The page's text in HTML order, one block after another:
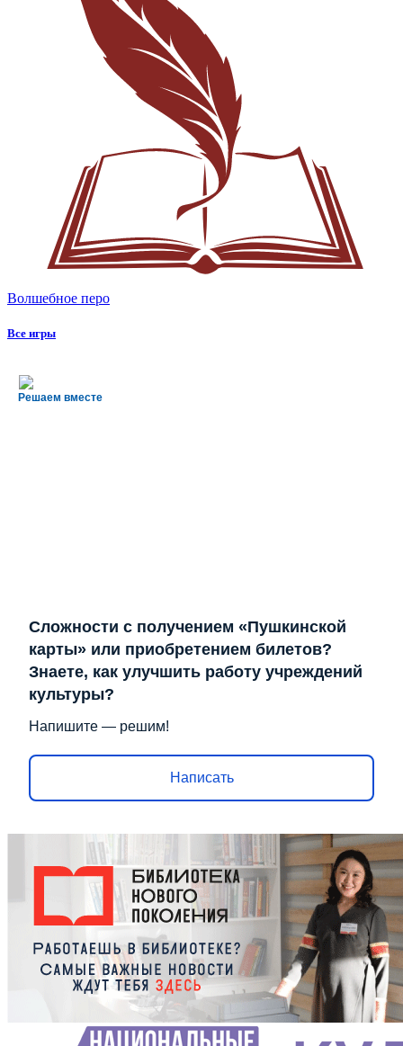
Волшебное перо
Все игры
Решаем вместе
Сложности с получением «Пушкинской
карты» или приобретением билетов?
Знаете, как улучшить работу учреждений
культуры?
Напишите — решим!
Написать